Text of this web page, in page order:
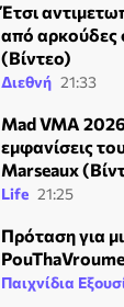
Έτσι
από αρκούδες
(Βίντεο)
Διεθνή 21:33
Mad VMA
εμφανίσεις
Marseaux
Life 21:25
Πρόταση για
Παιχνίδια